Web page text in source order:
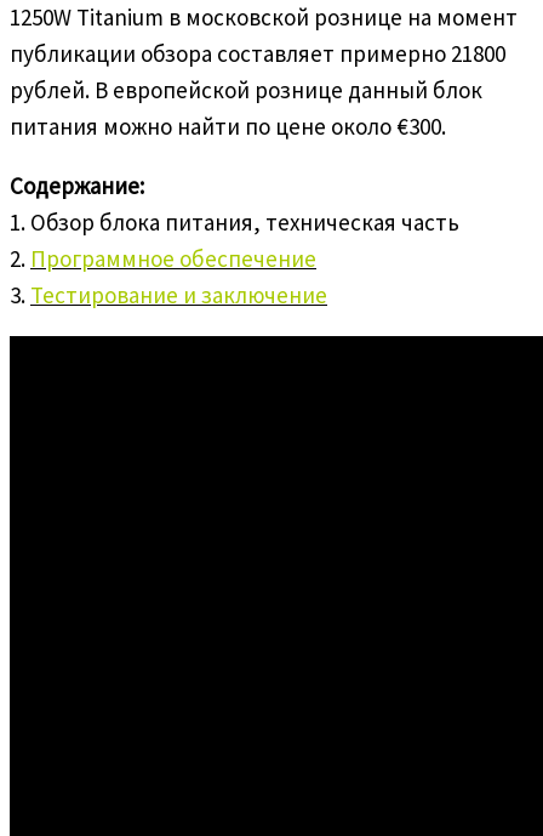
1250W Titanium в московской рознице на момент
публикации обзора составляет примерно 21800
рублей. В европейской рознице данный блок
питания можно найти по цене около €300.
Содержание:
1. Обзор блока питания, техническая часть
2. Программное обеспечение
3. Тестирование и заключение